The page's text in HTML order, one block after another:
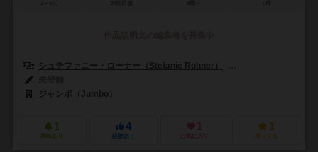
シュテファニー・ローナー（Stefanie Rohner）
ジャンボ（Jumbo）
1
興味あり
4
経験あり
1
お気に入り
1
持ってる